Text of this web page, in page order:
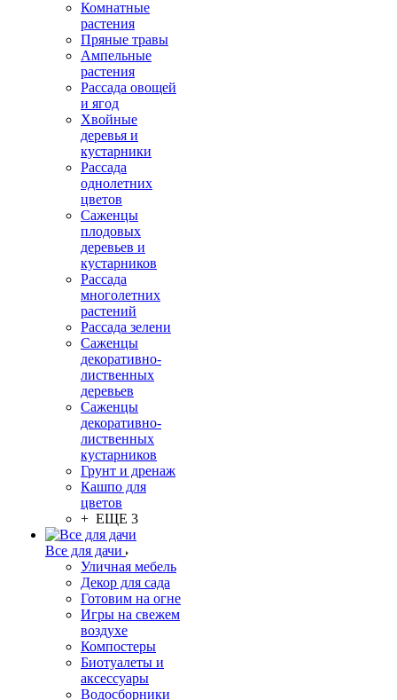
Комнатные
растения
Пряные травы
Ампельные
растения
Рассада овощей
и ягод
Хвойные
деревья и
кустарники
Рассада
однолетних
цветов
Саженцы
плодовых
деревьев и
кустарников
Рассада
многолетних
растений
Рассада зелени
Саженцы
декоративно-
лиственных
деревьев
Саженцы
декоративно-
лиственных
кустарников
Грунт и дренаж
Кашпо для
цветов
+ ЕЩЕ 3
Все для дачи
Уличная мебель
Декор для сада
Готовим на огне
Игры на свежем
воздухе
Компостеры
Биотуалеты и
аксессуары
Водосборники